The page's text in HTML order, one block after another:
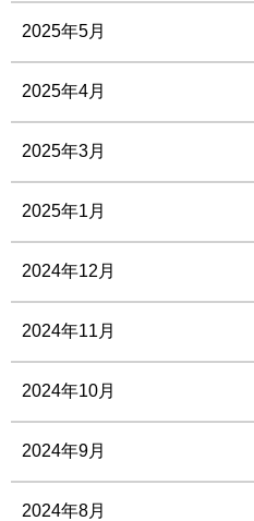
2025年5月
2025年4月
2025年3月
2025年1月
2024年12月
2024年11月
2024年10月
2024年9月
2024年8月